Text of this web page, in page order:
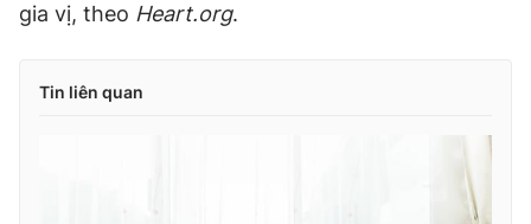
gia vị, theo Heart.org.
Tin liên quan